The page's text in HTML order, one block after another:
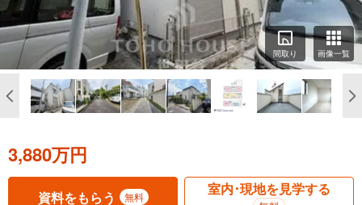
間取り 画像一覧
3,880万円
資料をもらう 無料 室内･現地を見学する